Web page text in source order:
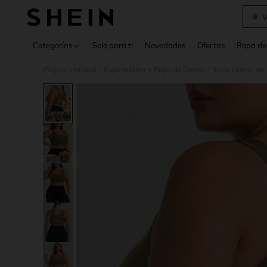
Categorías Solo para ti Novedades Ofertas Ropa